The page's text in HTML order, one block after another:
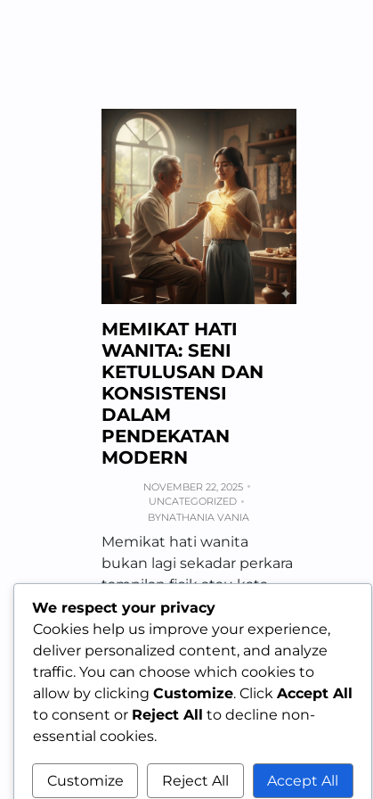
MEMIKAT HATI
WANITA: SENI
KETULUSAN DAN
KONSISTENSI
DALAM
PENDEKATAN
MODERN
NOVEMBER 22, 2025
UNCATEGORIZED
BYNATHANIA VANIA
Memikat hati wanita
bukan lagi sekadar perkara
tampilan fisik atau kata-
kata manis yang mudah
diucapkan. Di era modern
yang penuh…
We respect your privacy
Cookies help us improve your experience,
deliver personalized content, and analyze
traffic. You can choose which cookies to
allow by clicking Customize. Click Accept All
to consent or Reject All to decline non-
essential cookies.
Customize Reject All Accept All